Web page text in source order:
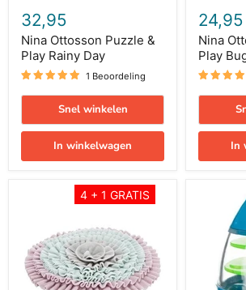
32,95
Nina Ottosson Puzzle &
Play Rainy Day
1 Beoordeling
Snel winkelen
In winkelwagen
24,95
Nina
Play
In
4 + 1 GRATIS
Roze
Mintgroen
Tuimel